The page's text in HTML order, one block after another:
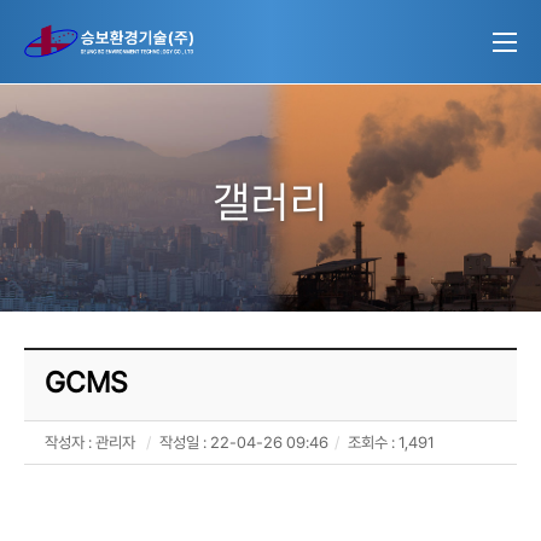
갤러리
GCMS
작성자 : 관리자 작성일 : 22-04-26 09:46 조회수 : 1,491